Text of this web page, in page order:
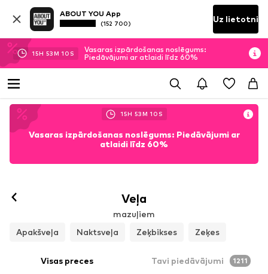
ABOUT YOU App
(152 700) Uz lietotni
15H 53M 08 S
Vasaras izpārdošanas noslēgums:
Piedāvājumi ar atlaidi līdz 60%
15H 53M 08 S
Vasaras izpārdošanas noslēgums: Piedāvājumi ar
atlaidi līdz 60%
Veļa
mazuļiem
Apakšveļa
Naktsveļa Zeķbikses Zeķes
Visas preces Tavi piedāvājumi 1211